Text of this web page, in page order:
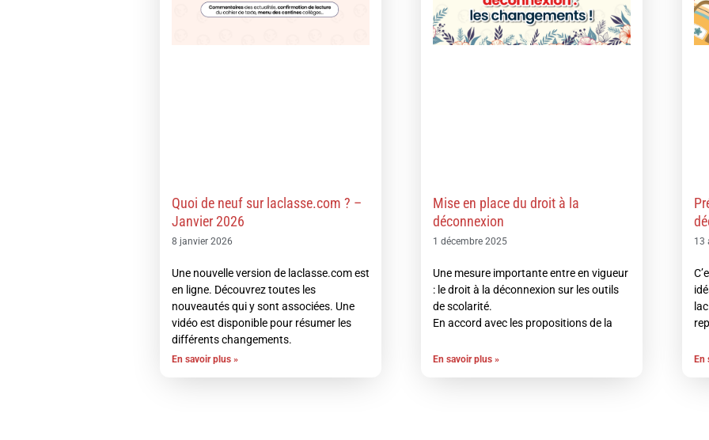
Quoi de neuf sur laclasse.com ? –
Janvier 2026
8 janvier 2026
Une nouvelle version de laclasse.com est
en ligne. Découvrez toutes les
nouveautés qui y sont associées. Une
vidéo est disponible pour résumer les
différents changements.
En savoir plus »
Mise en place du droit à la
déconnexion
1 décembre 2025
Une mesure importante entre en vigueur
: le droit à la déconnexion sur les outils
de scolarité.
En accord avec les propositions de la
En savoir plus »
13
En